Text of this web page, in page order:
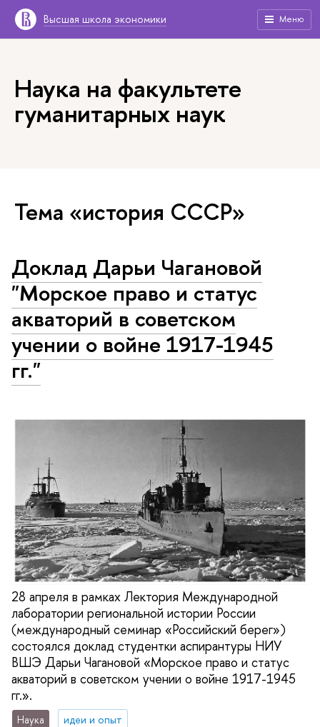
Высшая школа экономики Меню
Наука на факультете
гуманитарных наук
Тема «история СССР»
Доклад Дарьи Чагановой
"Морское право и статус
акваторий в советском
учении о войне 1917-1945
гг."
28 апреля в рамках Лектория Международной
лаборатории региональной истории России
(международный семинар «Российский берег»)
состоялся доклад студентки аспирантуры НИУ
ВШЭ Дарьи Чагановой «Морское право и статус
акваторий в советском учении о войне 1917-1945
гг.».
Наука
идеи и опыт